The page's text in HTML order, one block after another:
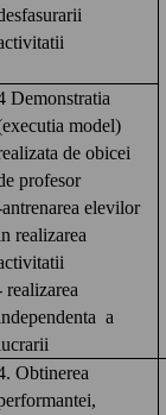
Demonstratia
model)
de obicei
profesor
elevilor
realizarea
realizarea
a
Obtinerea